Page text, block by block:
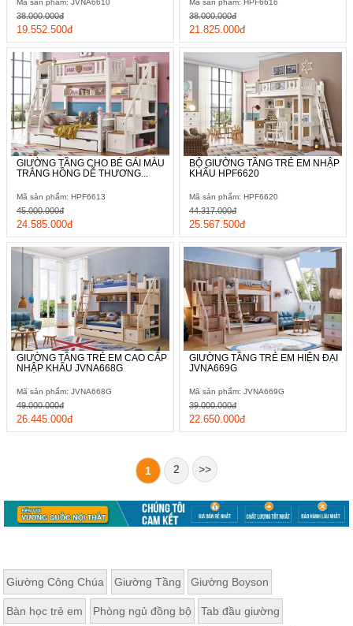
Mã sản phẩm: JVNA6610
19.552.500đ
38.000.000đ
Mã sản phẩm: HPF6616
21.825.000đ
38.000.000đ
GIƯỜNG TẦNG CHO BÉ GÁI MÀU
TRẮNG HỒNG DỄ THƯƠNG...
Mã sản phẩm: HPF6613
24.585.000đ
45.000.000đ
BỘ GIƯỜNG TẦNG TRẺ EM NHẬP
KHẨU HPF6620
Mã sản phẩm: HPF6620
25.567.500đ
44.317.000đ
GIƯỜNG TẦNG TRẺ EM CAO CẤP
NHẬP KHẨU JVNA668G
Mã sản phẩm: JVNA668G
26.445.000đ
49.000.000đ
GIƯỜNG TẦNG TRẺ EM HIỆN ĐẠI
JVNA669G
Mã sản phẩm: JVNA669G
22.650.000đ
39.000.000đ
1 2 >>
Giường Công Chúa Giường Tầng Giường Boyson
Bàn học trẻ em Phòng ngủ đồng bộ Tab đầu giường